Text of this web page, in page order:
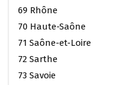
69 Rhône
70 Haute-Saône
71 Saône-et-Loire
72 Sarthe
73 Savoie